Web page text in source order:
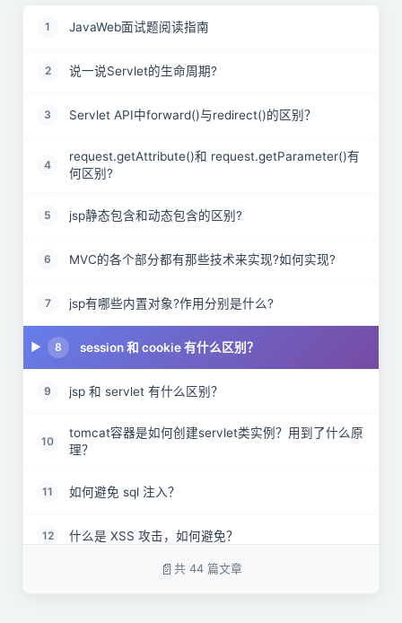
1 JavaWeb面试题阅读指南
2 说一说Servlet的生命周期?
3 Servlet API中forward()与redirect()的区别？
4
request.getAttribute()和 request.getParameter()有
何区别?
5 jsp静态包含和动态包含的区别?
6 MVC的各个部分都有那些技术来实现?如何实现?
7 jsp有哪些内置对象?作用分别是什么?
8 session 和 cookie 有什么区别？
9 jsp 和 servlet 有什么区别？
10
tomcat容器是如何创建servlet类实例？用到了什么原
理？
11 如何避免 sql 注入？
12 什么是 XSS 攻击，如何避免？
什么是 CSRF 攻击，如何避免？
共 44 篇文章